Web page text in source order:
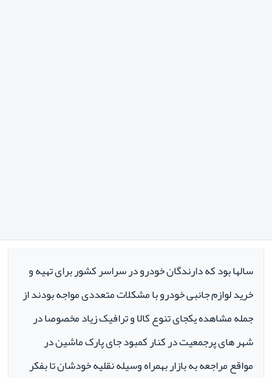
سالها بود که دارندگان خودرو در سراسر کشور برای تهیه و
خرید لوازم جانبی خودرو با مشکلات متعددی مواجه بودند از
جمله مشاهده یکجای تنوع کالا و ترافیک زیاد مخصوصا در
شهر های پرجمعیت در کنار کمبود جای پارک ماشین در
مواقع مراجعه به بازار بهمراه وسیله نقلیه خودشان تا بفکر